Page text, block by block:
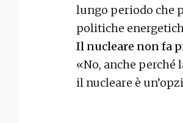
lungo periodo che
politiche
Il nucleare non fa
«No, anche
il nucleare è